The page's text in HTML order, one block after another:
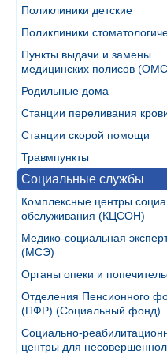
Поликлиники детские
Поликлиники
Пункты выдачи и замены
медицинских полисов
Родильные дома
Станции переливания
Станции скорой помощи
Травмпункты
Социальные службы
Комплексные центры
обслуживания (КЦСОН)
Медико-социальная
(МСЭ)
Органы опеки и
Отделения Пенсионного
(ПФР) (Социальный фонд)
Социально-
центры для